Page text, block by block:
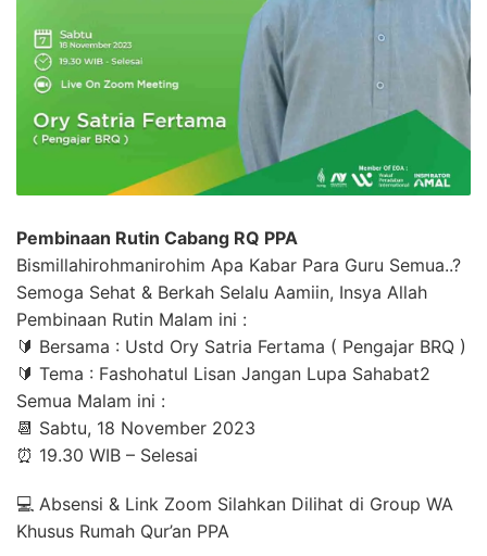
Pembinaan Rutin Cabang RQ PPA
Bismillahirohmanirohim Apa Kabar Para Guru Semua..?
Semoga Sehat & Berkah Selalu Aamiin, Insya Allah
Pembinaan Rutin Malam ini :
🔰 Bersama : Ustd Ory Satria Fertama ( Pengajar BRQ )
🔰 Tema : Fashohatul Lisan Jangan Lupa Sahabat2
Semua Malam ini :
📆 Sabtu, 18 November 2023
⏰ 19.30 WIB – Selesai
💻 Absensi & Link Zoom Silahkan Dilihat di Group WA
Khusus Rumah Qur’an PPA